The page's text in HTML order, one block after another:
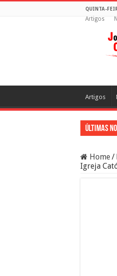
QUINTA-
Artigos
Artigos
Últimas
Home/
Igreja